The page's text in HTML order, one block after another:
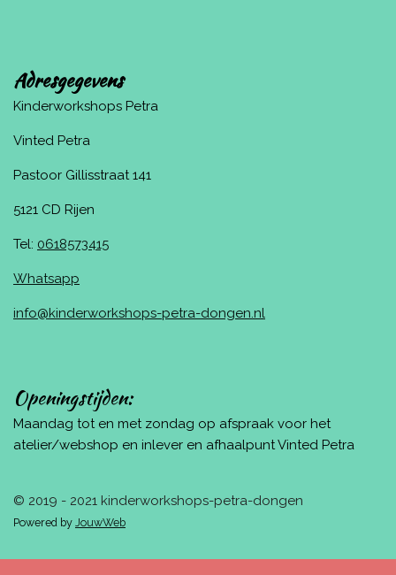
Adresgegevens
Kinderworkshops Petra
Vinted Petra
Pastoor Gillisstraat 141
5121 CD Rijen
Tel: 0618573415
Whatsapp
info@kinderworkshops-petra-dongen.nl
Openingstijden:
Maandag tot en met zondag op afspraak voor het
atelier/webshop en inlever en afhaalpunt Vinted Petra
© 2019 - 2021 kinderworkshops-petra-dongen
Powered by JouwWeb